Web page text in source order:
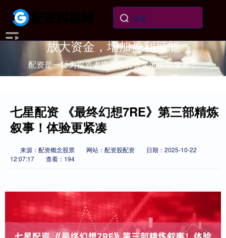
放大资金，增加盈利可能
配资是一种为投资者提供杠杆资金的金融服务！
七星配资 《最终幻想7RE》第三部精炼
叙事！体验更紧凑
来源：配资概念股票 网站：配资股配资
日期：2025-10-22
12:07:17
查看：194